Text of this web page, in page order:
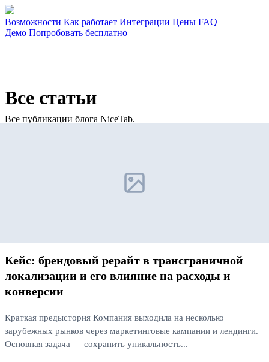
Возможности Как работает Интеграции Цены FAQ
Демо Попробовать бесплатно
Все статьи
Все публикации блога NiceTab.
Кейс: брендовый рерайт в трансграничной
локализации и его влияние на расходы и
конверсии
Краткая предыстория Компания выходила на несколько
зарубежных рынков через маркетинговые кампании и лендинги.
Основная задача — сохранить уникальность...